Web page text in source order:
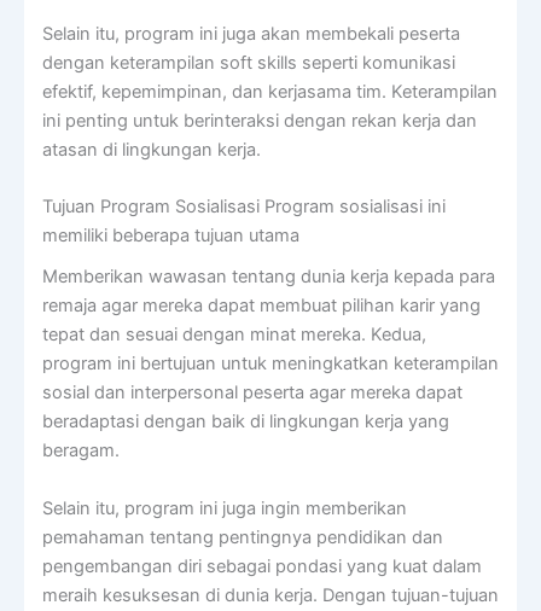
Selain itu, program ini juga akan membekali peserta
dengan keterampilan soft skills seperti komunikasi
efektif, kepemimpinan, dan kerjasama tim. Keterampilan
ini penting untuk berinteraksi dengan rekan kerja dan
atasan di lingkungan kerja.
Tujuan Program Sosialisasi Program sosialisasi ini
memiliki beberapa tujuan utama
Memberikan wawasan tentang dunia kerja kepada para
remaja agar mereka dapat membuat pilihan karir yang
tepat dan sesuai dengan minat mereka. Kedua,
program ini bertujuan untuk meningkatkan keterampilan
sosial dan interpersonal peserta agar mereka dapat
beradaptasi dengan baik di lingkungan kerja yang
beragam.
Selain itu, program ini juga ingin memberikan
pemahaman tentang pentingnya pendidikan dan
pengembangan diri sebagai pondasi yang kuat dalam
meraih kesuksesan di dunia kerja. Dengan tujuan-tujuan